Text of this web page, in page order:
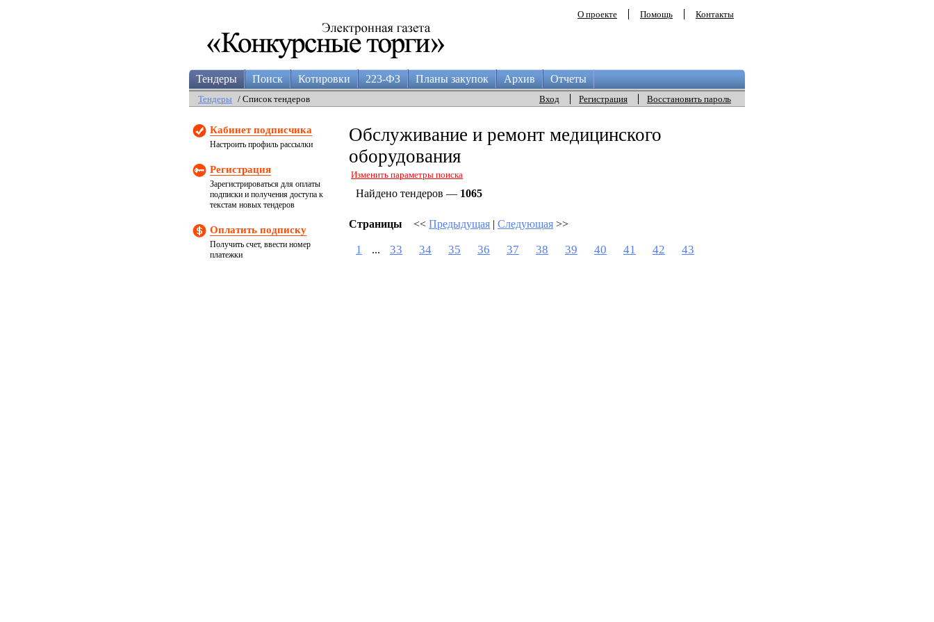
О проекте Помощь Контакты
Тендеры Поиск Котировки 223-ФЗ Планы закупок Архив Отчеты
Вход Регистрация Восстановить пароль
Тендеры / Список тендеров
Кабинет подписчика
Настроить профиль рассылки
Регистрация
Зарегистрироваться для оплаты
подписки и получения доступа к
текстам новых тендеров
Оплатить подписку
Получить счет, ввести номер
платежки
Обслуживание и ремонт медицинского
оборудования
Изменить параметры поиска
Найдено тендеров — 1065
Страницы << Предыдущая | Следующая >>
1 ... 33 34 35 36 37 38 39 40 41 42 43